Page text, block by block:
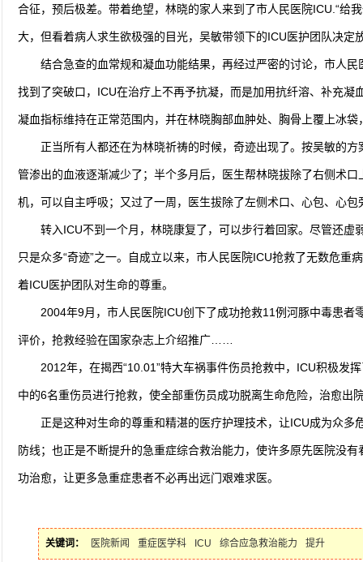
合征，预后极差。带着绝望，林晓的家人来到了市人民医院ICU.“给
大，但看着病人求生欲极强的目光，吴敏带领下的ICU医护团队
结合急查的血常规和凝血功能结果，再经过严密的讨论，市人
找到了突破口，ICU在治疗上不再予抗凝，而是加用抗纤溶、补充凝
凝血指标维持在正常范围内，并在林晓胸部血肿处、胸骨上覆上
正当所有人都还在为林晓祈祷的时候，奇迹出现了。按吴敏的
管渗出的血液逐渐减少了；半个多月后，医生帮林晓拔除了右侧术
机，可以自主呼吸；又过了一周，医生拔除了左侧术口、心包
转入ICU不到一个月，林晓康复了，可以步行着回家。尽管还虚
只是众多“奇迹”之一。自成立以来，市人民医院ICU抢救了无数危重
着ICU医护团队对生命的尊重。
2004年9月，市人民医院ICU创下了成功抢救11例河豚中毒患者
评价，抢救经验在国家杂志上介绍推广……
2012年，在揭西“10.01”特大车祸事件伤员抢救中，ICU积极发
中的6名重伤员进行抢救，使全部重伤员成功脱离生命危险，
正是这种对生命的尊重和精湛的医疗护理技术，让ICU成为众多
防线；也正是不断提升的急重症综合救治能力，使许多原先医院没
功治愈，让更多急重症患者不必再出远门艰难求医。
关键词： 医院新闻 重症医学科 ICU 综合应急救治能力 提升